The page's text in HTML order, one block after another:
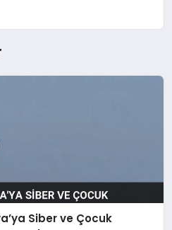
Siber ve Çocuk